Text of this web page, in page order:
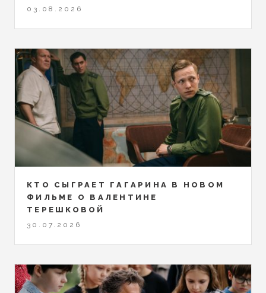
03.08.2026
КТО СЫГРАЕТ ГАГАРИНА В НОВОМ
ФИЛЬМЕ О ВАЛЕНТИНЕ
ТЕРЕШКОВОЙ
30.07.2026